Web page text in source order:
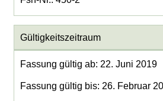
Gültigkeitszeitraum
Fassung gültig ab: 22. Juni 2019
Fassung gültig bis: 26. Februar